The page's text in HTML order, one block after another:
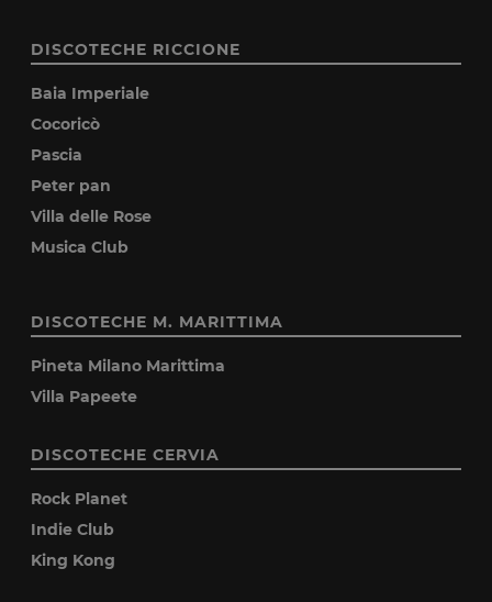
DISCOTECHE RICCIONE
Baia Imperiale
Cocoricò
Pascia
Peter pan
Villa delle Rose
Musica Club
DISCOTECHE M. MARITTIMA
Pineta Milano Marittima
Villa Papeete
DISCOTECHE CERVIA
Rock Planet
Indie Club
King Kong